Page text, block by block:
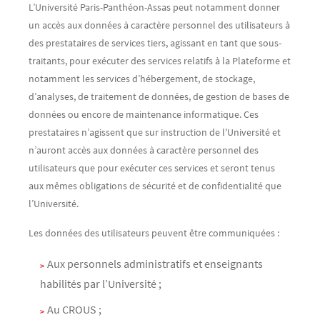
L’Université Paris-Panthéon-Assas peut notamment donner
un accès aux données à caractère personnel des utilisateurs à
des prestataires de services tiers, agissant en tant que sous-
traitants, pour exécuter des services relatifs à la Plateforme et
notamment les services d’hébergement, de stockage,
d’analyses, de traitement de données, de gestion de bases de
données ou encore de maintenance informatique. Ces
prestataires n’agissent que sur instruction de l'Université et
n’auront accès aux données à caractère personnel des
utilisateurs que pour exécuter ces services et seront tenus
aux mêmes obligations de sécurité et de confidentialité que
l’Université.
Les données des utilisateurs peuvent être communiquées :
Aux personnels administratifs et enseignants
habilités par l’Université ;
Au CROUS ;